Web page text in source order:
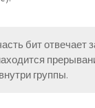
бит отвечает
группы.